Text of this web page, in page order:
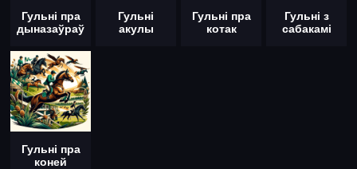
Гульні пра
дыназаўраў
Гульні
акулы
Гульні пра
котак
Гульні з
сабакамі
Гульні пра
коней